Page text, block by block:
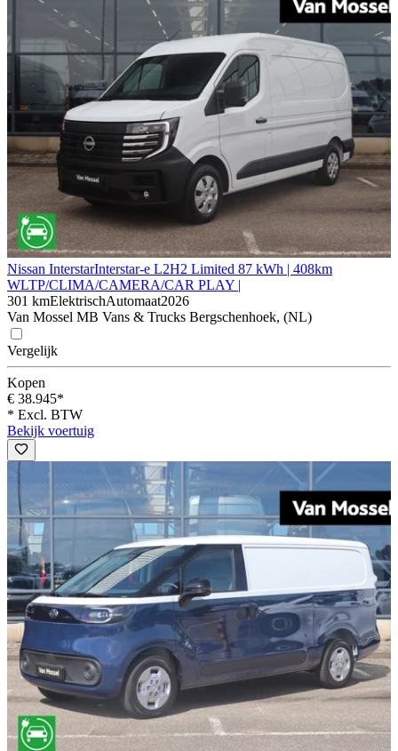
Nissan InterstarInterstar-e L2H2 Limited 87 kWh | 408km
WLTP/CLIMA/CAMERA/CAR PLAY |
301 kmElektrischAutomaat2026
Van Mossel MB Vans & Trucks Bergschenhoek, (NL)
Vergelijk
Kopen
€ 38.945*
* Excl. BTW
Bekijk voertuig